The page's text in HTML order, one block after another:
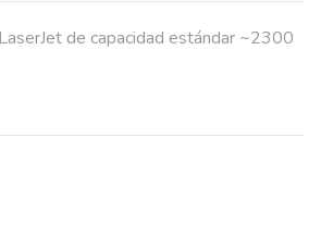
de capacidad estándar ~2300